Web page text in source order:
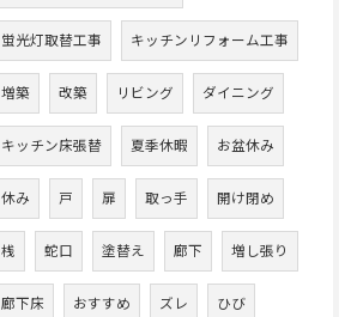
蛍光灯取替工事 キッチンリフォーム工事
増築 改築 リビング ダイニング
キッチン床張替 夏季休暇 お盆休み
休み 戸 扉 取っ手 開け閉め
桟 蛇口 塗替え 廊下 増し張り
廊下床 おすすめ ズレ ひび